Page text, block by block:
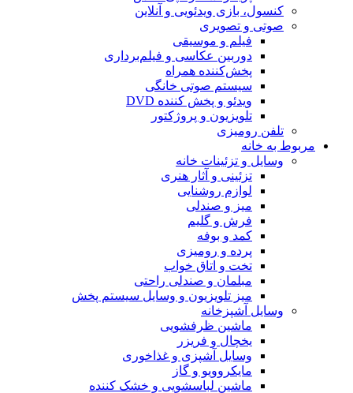
کنسول، بازی‌ ویدئویی و آنلاین
صوتی و تصویری
فیلم و موسیقی
دوربین عکاسی و فیلم‌برداری
پخش‌کننده همراه
سیستم صوتی خانگی
ویدئو و پخش کننده DVD
تلویزیون و پروژکتور
تلفن رومیزی
مربوط به خانه
وسایل و تزئینات خانه
تزئینی و آثار هنری
لوازم روشنایی
میز و صندلی
فرش و گلیم
کمد و بوفه
پرده و رومیزی
تخت و اتاق خواب
مبلمان و صندلی راحتی
میز تلویزیون و وسایل سیستم پخش
وسایل آشپزخانه
ماشین ظرفشویی
یخچال و فریزر
وسایل آشپزی و غذاخوری
مایکروویو و گاز
ماشین لباسشویی و خشک کننده